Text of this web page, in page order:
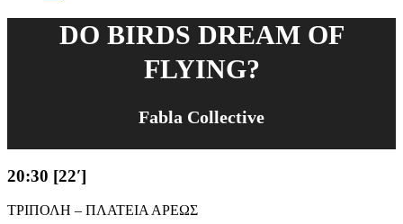
DO BIRDS DREAM OF
FLYING?
Fabla Collective
20:30 [22′]
ΤΡΙΠΟΛΗ – ΠΛΑΤΕΙΑ ΑΡΕΩΣ